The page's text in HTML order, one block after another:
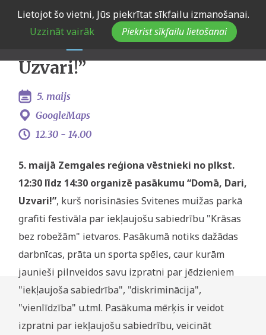
Lietojot šo vietni, Jūs piekrītat sīkfailu izmanošanai.
Uzzināt vairāk
Piekrist sīkfailu lietošanai
Eiropas Jaunatnes dialogs
Zemgalē “Domā, Dari,
Uzvari!”
GoogleMaps
5. maijs
12.30 - 14.00
5. maijā Zemgales reģiona vēstnieki no plkst.
12:30 līdz 14:30 organizē pasākumu “Domā, Dari,
Uzvari!”, kurš norisināsies Svitenes muižas parkā
grafiti festivāla par iekļaujošu sabiedrību "Krāsas
bez robežām" ietvaros. Pasākumā notiks dažādas
darbnīcas, prāta un sporta spēles, caur kurām
jaunieši pilnveidos savu izpratni par jēdzieniem
"iekļaujoša sabiedrība", "diskriminācija",
"vienlīdzība" u.tml. Pasākuma mērķis ir veidot
izpratni par iekļaujošu sabiedrību, veicināt